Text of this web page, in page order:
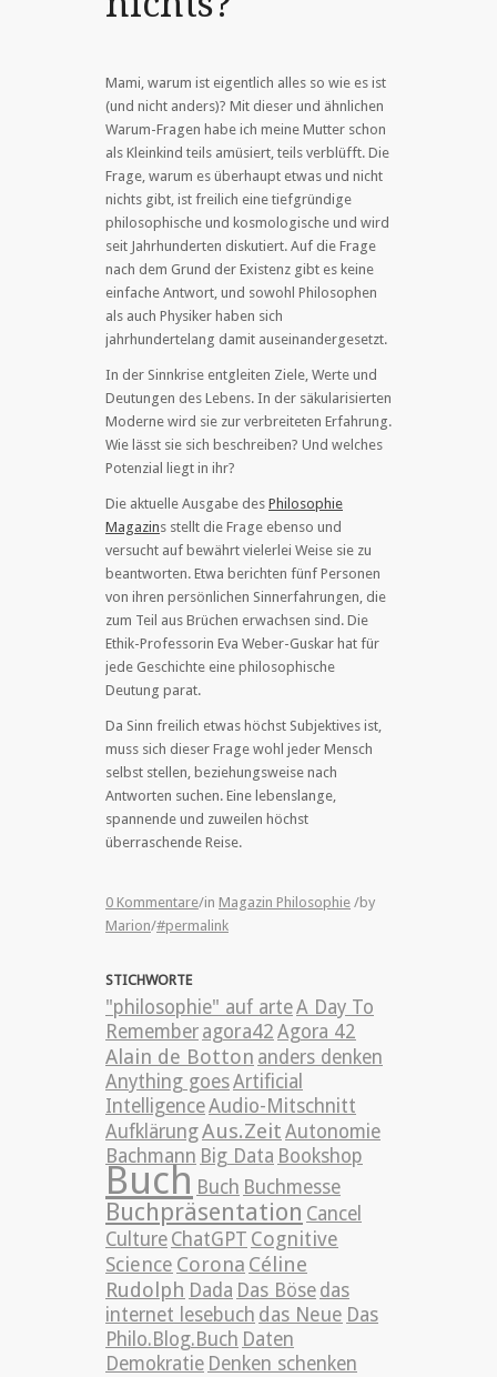
Mami, warum ist eigentlich alles so wie es ist
(und nicht anders)? Mit dieser und ähnlichen
Warum-Fragen habe ich meine Mutter schon
als Kleinkind teils amüsiert, teils verblüfft. Die
Frage, warum es überhaupt etwas und nicht
nichts gibt, ist freilich eine tiefgründige
philosophische und kosmologische und wird
seit Jahrhunderten diskutiert. Auf die Frage
nach dem Grund der Existenz gibt es keine
einfache Antwort, und sowohl Philosophen
als auch Physiker haben sich
jahrhundertelang damit auseinandergesetzt.
In der Sinnkrise entgleiten Ziele, Werte und
Deutungen des Lebens. In der säkularisierten
Moderne wird sie zur verbreiteten Erfahrung.
Wie lässt sie sich beschreiben? Und welches
Potenzial liegt in ihr?
Die aktuelle Ausgabe des Philosophie
Magazins stellt die Frage ebenso und
versucht auf bewährt vielerlei Weise sie zu
beantworten. Etwa berichten fünf Personen
von ihren persönlichen Sinnerfahrungen, die
zum Teil aus Brüchen erwachsen sind. Die
Ethik-Professorin Eva Weber-Guskar hat für
jede Geschichte eine philosophische
Deutung parat.
Da Sinn freilich etwas höchst Subjektives ist,
muss sich dieser Frage wohl jeder Mensch
selbst stellen, beziehungsweise nach
Antworten suchen. Eine lebenslange,
spannende und zuweilen höchst
überraschende Reise.
0 Kommentare/in Magazin Philosophie /by
Marion/#permalink
STICHWORTE
"philosophie" auf arteA Day To
Remember agora42 Agora 42
Alain de Botton anders denken
Anything goesArtificial
IntelligenceAudio-Mitschnitt
AufklärungAus.Zeit Autonomie
Bachmann Big Data Bookshop
Buch Buch Buchmesse
Buchpräsentation Cancel
Culture ChatGPT Cognitive
Science Corona Céline
Rudolph Dada Das Böse das
internet lesebuch das Neue Das
Philo.Blog.Buch Daten
Demokratie Denken schenken